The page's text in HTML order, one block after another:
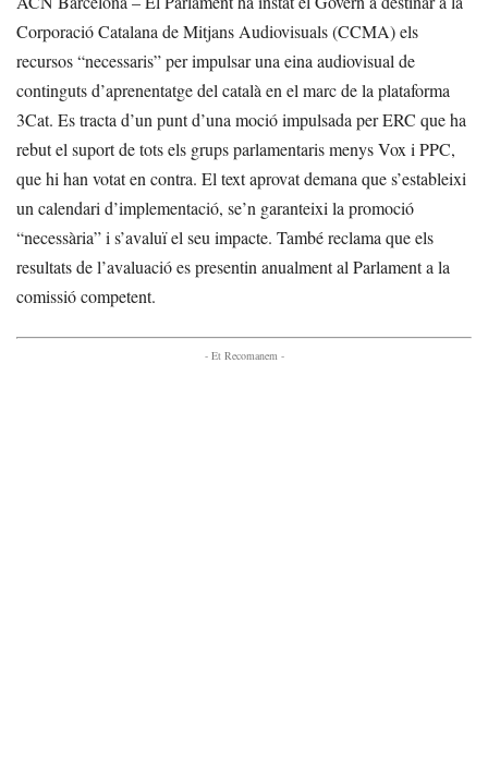
Corporació Catalana de Mitjans Audiovisuals (CCMA) els
recursos “necessaris” per impulsar una eina audiovisual de
continguts d’aprenentatge del català en el marc de la plataforma
3Cat. Es tracta d’un punt d’una moció impulsada per ERC que ha
rebut el suport de tots els grups parlamentaris menys Vox i PPC,
que hi han votat en contra. El text aprovat demana que s’estableixi
un calendari d’implementació, se’n garanteixi la promoció
“necessària” i s’avaluï el seu impacte. També reclama que els
resultats de l’avaluació es presentin anualment al Parlament a la
comissió competent.
- Et Recomanem -